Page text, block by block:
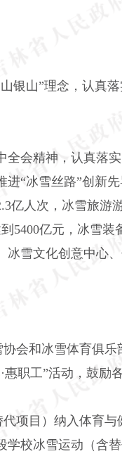
山”理念，认真落
会精神，认真落
“冰雪丝路”创新
亿人次，冰雪旅游
5400亿元，冰雪装
雪文化创意中心
会和冰雪体育俱乐
职工”活动，鼓励
项目）纳入体育与
学校冰雪运动（含